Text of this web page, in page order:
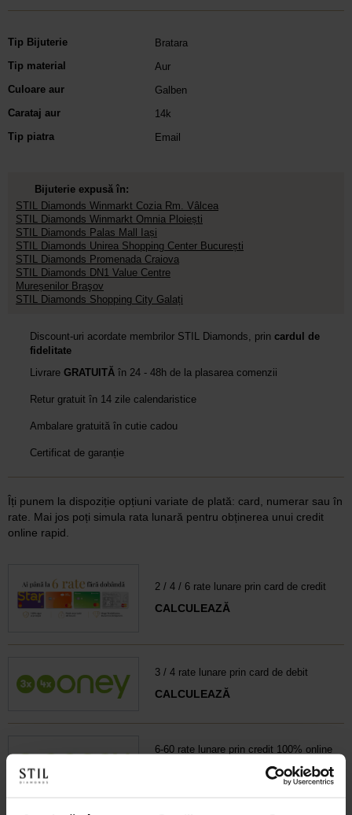
Tip Bijuterie
Bratara
Tip material
Aur
Culoare aur
Galben
Carataj aur
14k
Tip piatra
Email
Bijuterie expusă în:
STIL Diamonds Winmarkt Cozia Rm. Vâlcea
STIL Diamonds Winmarkt Omnia Ploiești
STIL Diamonds Palas Mall Iași
STIL Diamonds Unirea Shopping Center București
STIL Diamonds Promenada Craiova
STIL Diamonds DN1 Value Centre
Mureșenilor Braşov
STIL Diamonds Shopping City Galați
Discount-uri acordate membrilor STIL Diamonds, prin cardul de
fidelitate
Livrare GRATUITĂ în 24 - 48h de la plasarea comenzii
Retur gratuit în 14 zile calendaristice
Ambalare gratuită în cutie cadou
Certificat de garanție
Îți punem la dispoziție opțiuni variate de plată: card, numerar sau în
rate. Mai jos poți simula rata lunară pentru obținerea unui credit
online rapid.
2 / 4 / 6 rate lunare prin card de credit
CALCULEAZĂ
3 / 4 rate lunare prin card de debit
CALCULEAZĂ
6-60 rate lunare prin credit 100% online